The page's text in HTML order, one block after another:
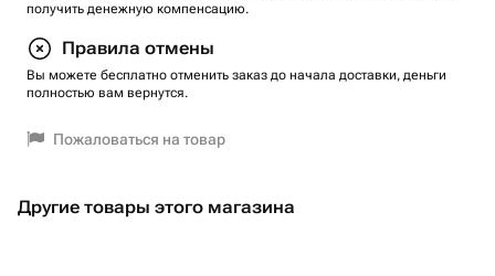
получить денежную компенсацию.
Правила отмены
Вы можете бесплатно отменить заказ до начала доставки, деньги
полностью вам вернутся.
Пожаловаться на товар
Другие товары этого магазина